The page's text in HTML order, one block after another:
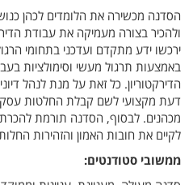
הסדנה מכשירה את הלומדים לכהן
ולהכיר בצורה מעמיקה את עבודת
ירכשו ידע מתקדם ועדכני בתחומי
באמצעות תרגול מעשי וסימולציות
הדירקטוריון. כל זאת על מנת לנהל
דעת מקצועי לשם קבלת החלטות
מכהנים. לבסוף, הסדנה תורמת
לקיים את חובות האמון והזהירות
ממשובי סטודנטים: